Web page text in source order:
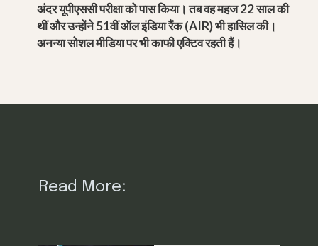
अंदर यूपीएससी परीक्षा को पास किया। तब वह महज 22 साल की
थीं और उन्होंने 51वीं ऑल इंडिया रैंक (AIR) भी हासिल की।
अनन्या सोशल मीडिया पर भी काफी एक्टिव रहती हैं।
Read More: